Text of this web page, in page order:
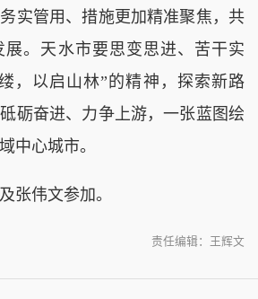
实管用、措施更加精准聚焦，共
展。天水市要思变思进、苦干实
，以启山林”的精神，探索新路
砺奋进、力争上游，一张蓝图绘
中心城市。
伟文参加。
责任编辑：王辉文